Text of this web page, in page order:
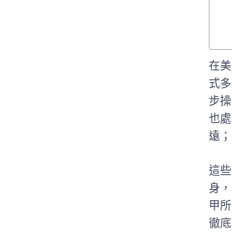
在
式
步
也
遠
這
身
甲
徹